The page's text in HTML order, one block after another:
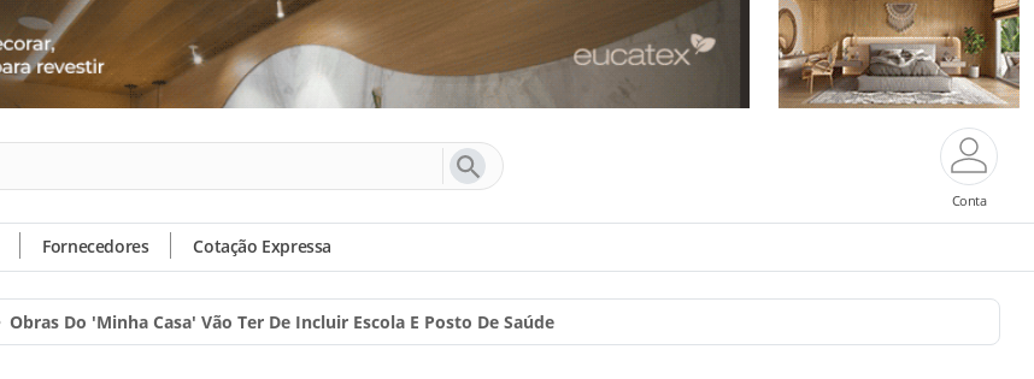
Conta
Fornecedores Cotação Expressa
Obras Do 'Minha Casa' Vão Ter De Incluir Escola E Posto De Saúde